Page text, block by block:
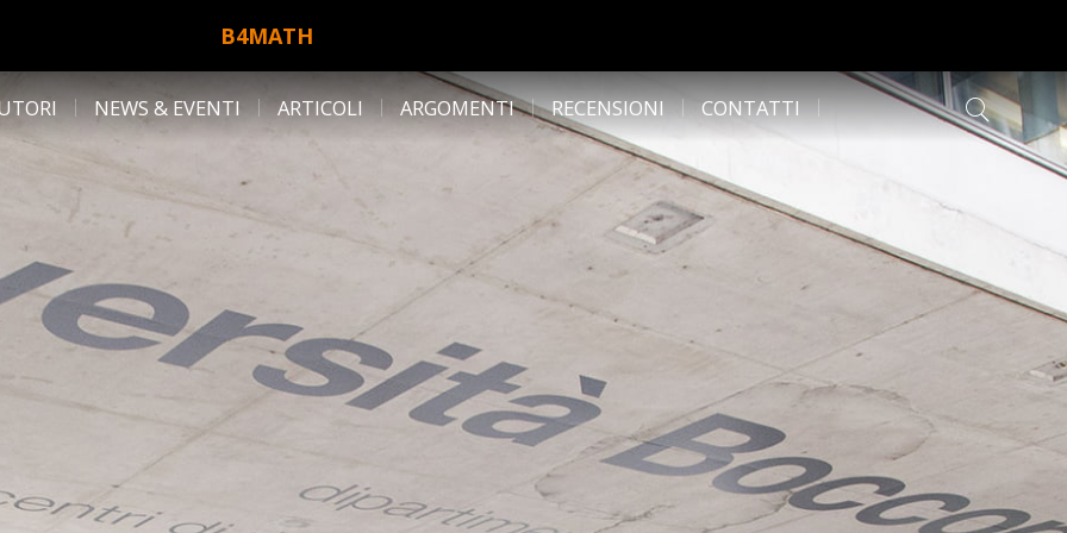
B4MATH
NEWS & EVENTI ARTICOLI ARGOMENTI RECENSIONI CONTATTI